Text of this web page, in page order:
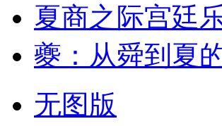
夏商之际宫廷
夔：从舜到夏
无图版